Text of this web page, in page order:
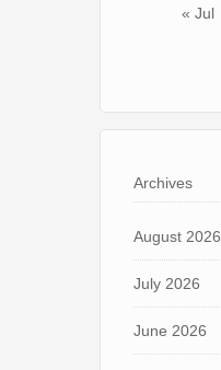
« Jul
Archives
August 2026
July 2026
June 2026